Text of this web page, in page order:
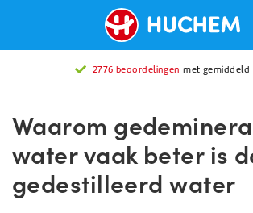
2776 beoordelingen met
Waarom
water vaak beter is
gedestilleerd water